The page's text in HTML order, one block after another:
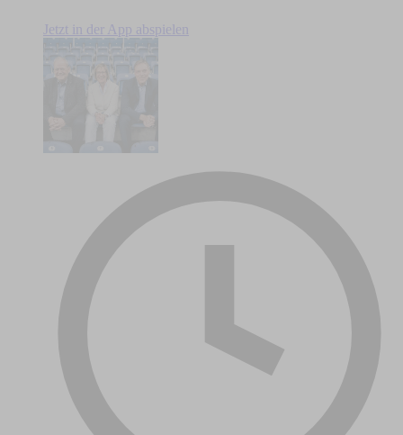
Jetzt in der App abspielen